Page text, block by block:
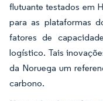
flutuante testados em
para as plataformas
fatores de
logístico. Tais
da Noruega um
carbono.